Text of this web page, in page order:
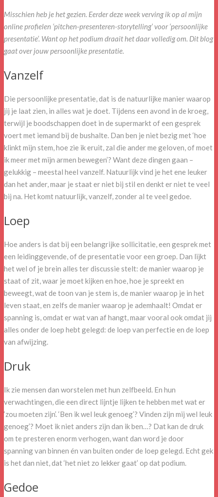
Misschien heb je het gezien. Eerder deze week verving ik op al mijn
online profielen ‘pitchen-presenteren-storytelling’ voor ‘persoonlijke
presentatie’. Want op het podium draait het daar volledig om. Dit blog
gaat over jouw persoonlijke presentatie.
Vanzelf
Die persoonlijke presentatie, dat is de natuurlijke manier waarop
jij je laat zien, in alles wat je doet. Tijdens een avond in de kroeg,
terwijl je boodschappen doet in de supermarkt of een gesprek
voert met iemand bij de bushalte. Dan ben je niet bezig met ‘hoe
klinkt mijn stem, hoe zie ik eruit, zal die ander me geloven, of moet
ik meer met mijn armen bewegen’? Want deze dingen gaan –
gelukkig – meestal heel vanzelf. Natuurlijk vind je het ene leuker
dan het ander, maar je staat er niet bij stil en denkt er niet te veel
bij na. Het komt natuurlijk, vanzelf, zonder al te veel gedoe.
Loep
Hoe anders is dat bij een belangrijke sollicitatie, een gesprek met
een leidinggevende, of de presentatie voor een groep. Dan lijkt
het wel of je brein alles ter discussie stelt: de manier waarop je
staat of zit, waar je moet kijken en hoe, hoe je spreekt en
beweegt, wat de toon van je stem is, de manier waarop je in het
leven staat, en zelfs de manier waarop je ademhaalt! Omdat er
spanning is, omdat er wat van af hangt, maar vooral ook omdat jij
alles onder de loep hebt gelegd: de loep van perfectie en de loep
van afwijzing.
Druk
Ik zie mensen dan worstelen met hun zelfbeeld. En hun
verwachtingen, die een direct lijntje lijken te hebben met wat er
‘zou moeten zijn’. ‘Ben ik wel leuk genoeg’? Vinden zijn mij wel leuk
genoeg’? Moet ik niet anders zijn dan ik ben…? Dat kan de druk
om te presteren enorm verhogen, want dan word je door
spanning van binnen én van buiten onder de loep gelegd. Echt gek
is het dan niet, dat ‘het niet zo lekker gaat’ op dat podium.
Gedoe